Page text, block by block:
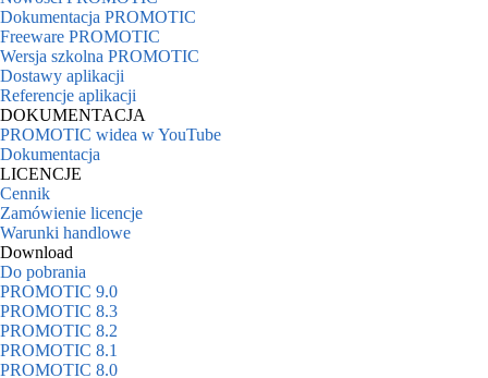
Dokumentacja PROMOTIC
Freeware PROMOTIC
Wersja szkolna PROMOTIC
Dostawy aplikacji
Referencje aplikacji
DOKUMENTACJA
PROMOTIC widea w YouTube
Dokumentacja
LICENCJE
Cennik
Zamówienie licencje
Warunki handlowe
Download
Do pobrania
PROMOTIC 9.0
PROMOTIC 8.3
PROMOTIC 8.2
PROMOTIC 8.1
PROMOTIC 8.0